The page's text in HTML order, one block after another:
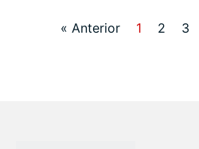
« Anterior 1 2 3